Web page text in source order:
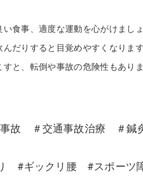
食事、適度な運動を心がけまし
だりすると目覚めやすくなり
と、転倒や事故の危険性もあ
故 ＃交通事故治療 ＃
#ギックリ腰 #スポーツ